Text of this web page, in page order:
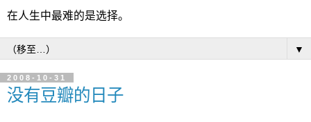
在人生中最难的是选择。
▼
2008-10-31
没有豆瓣的日子